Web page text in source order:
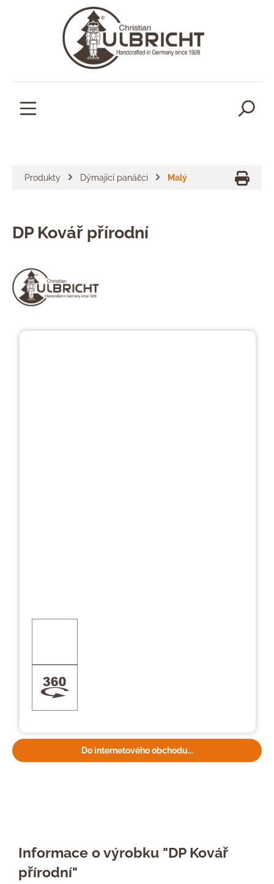
Produkty Dýmající panáčci Malý
DP Kovář přírodní
Do internetového obchodu...
Informace o výrobku "DP Kovář
přírodní"